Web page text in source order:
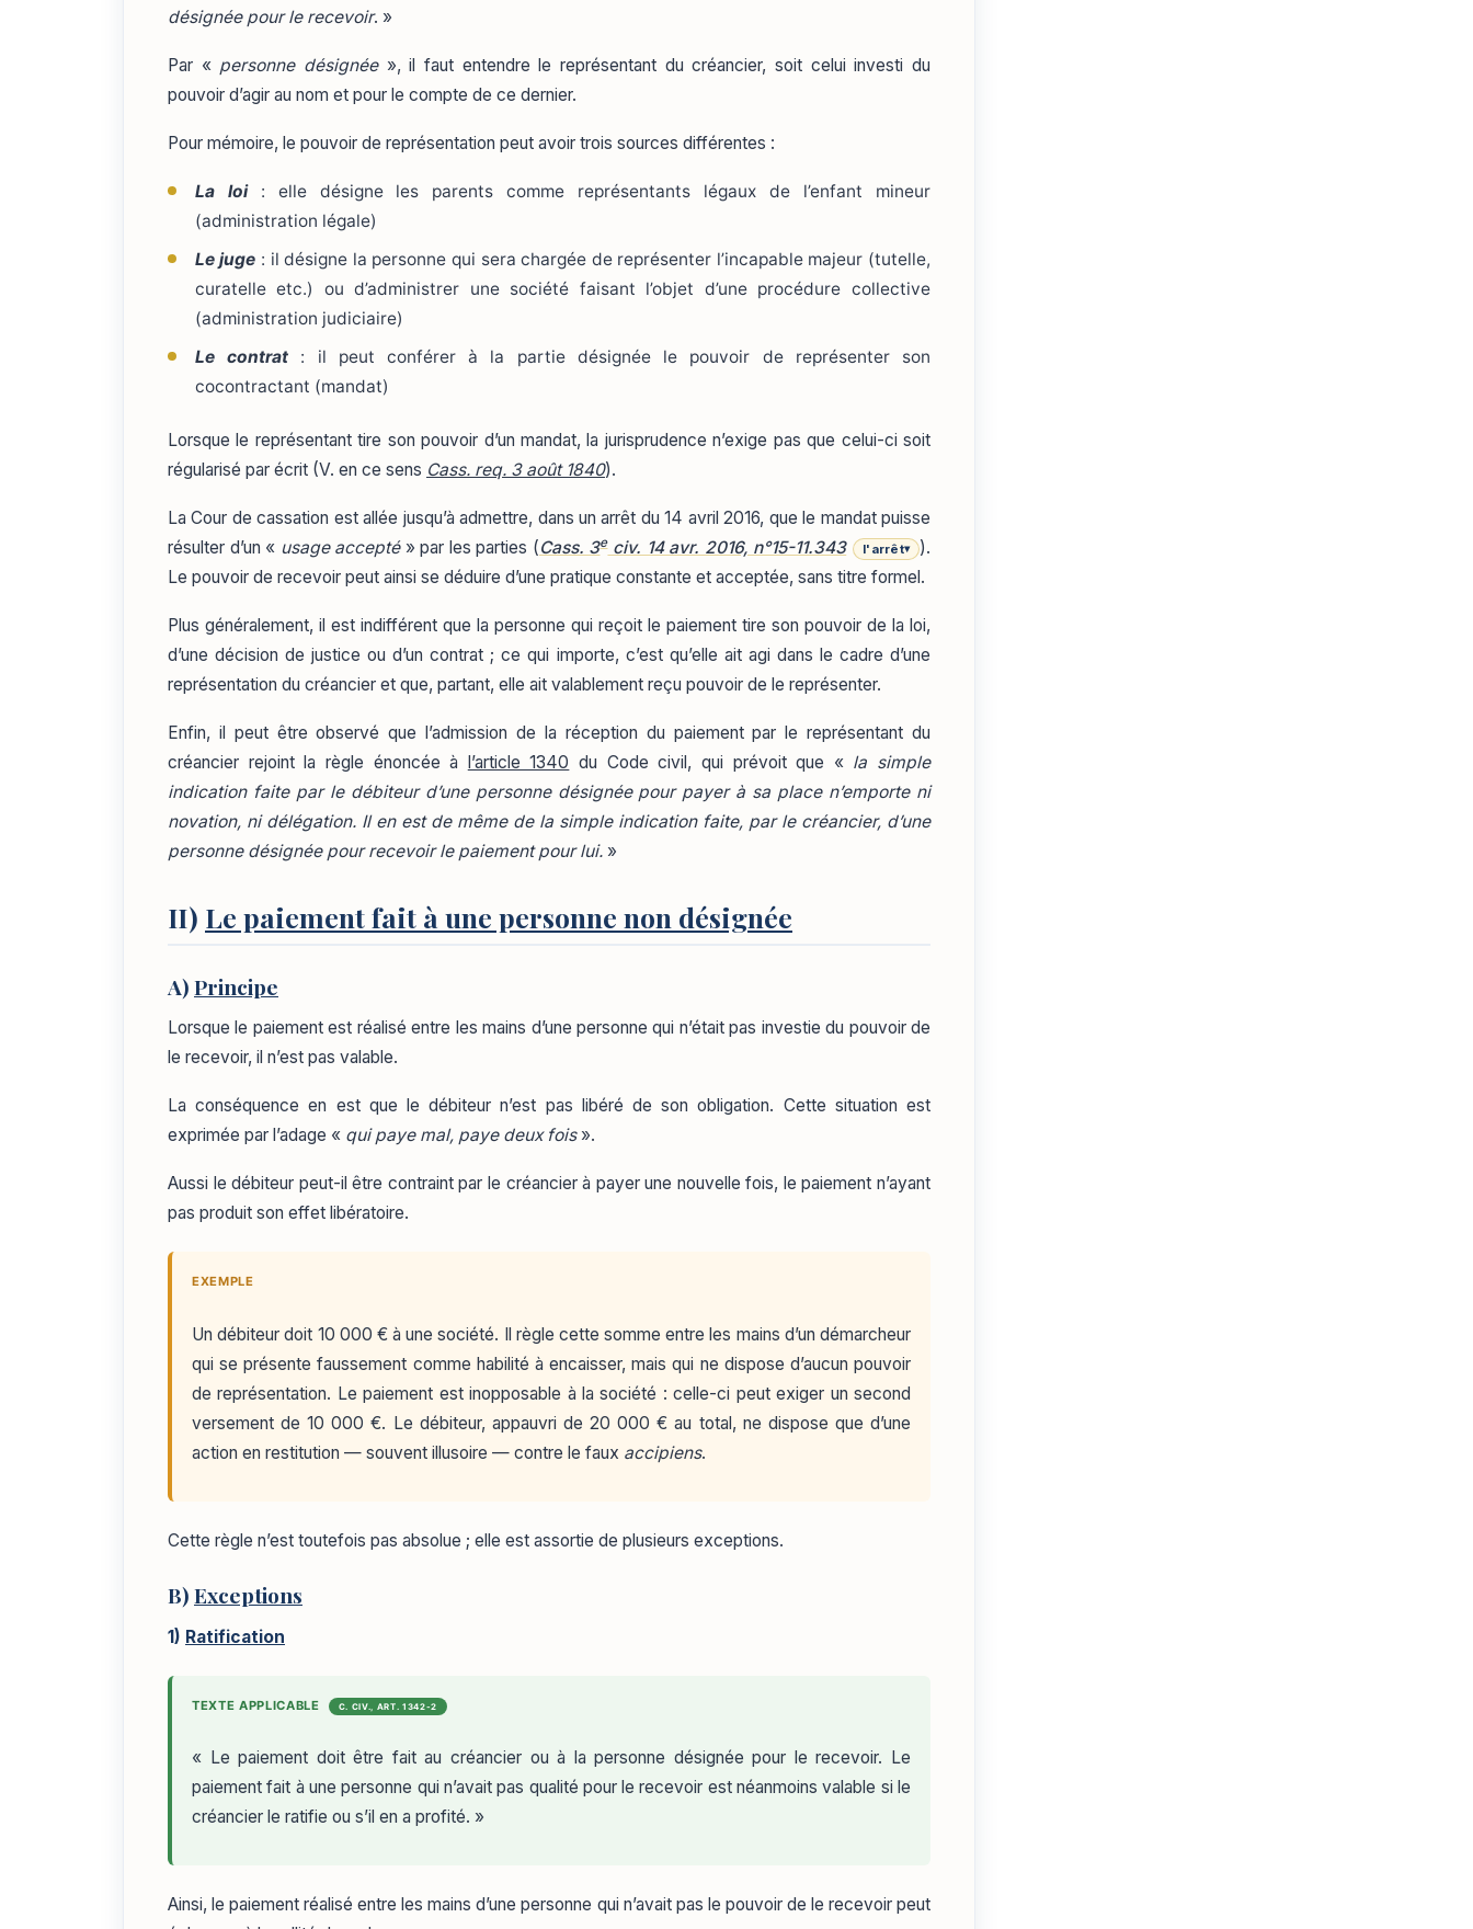
désignée pour le recevoir. »
Par « personne désignée», il faut entendre le représentant du créancier, soit celui investi du
pouvoir d’agir au nom et pour le compte de ce dernier.
Pour mémoire, le pouvoir de représentation peut avoir trois sources différentes :
La loi: elle désigne les parents comme représentants légaux de l’enfant mineur
(administration légale)
Le juge : il désigne la personne qui sera chargée de représenter l’incapable majeur (tutelle,
curatelle etc.) ou d’administrer une société faisant l’objet d’une procédure collective
(administration judiciaire)
Le contrat : il peut conférer à la partie désignée le pouvoir de représenter son
cocontractant (mandat)
Lorsque le représentant tire son pouvoir d’un mandat, la jurisprudence n’exige pas que celui-ci soit
régularisé par écrit (V. en ce sens Cass. req. 3 août 1840).
La Cour de cassation est allée jusqu’à admettre, dans un arrêt du 14 avril 2016, que le mandat puisse
résulter d’un « usage accepté» par les parties (Cass. 3eciv. 14 avr. 2016, n°15-11.343 l'arrêt▾
).
Le pouvoir de recevoir peut ainsi se déduire d’une pratique constante et acceptée, sans titre formel.
Plus généralement, il est indifférent que la personne qui reçoit le paiement tire son pouvoir de la loi,
d’une décision de justice ou d’un contrat ; ce qui importe, c’est qu’elle ait agi dans le cadre d’une
représentation du créancier et que, partant, elle ait valablement reçu pouvoir de le représenter.
Enfin, il peut être observé que l’admission de la réception du paiement par le représentant du
créancier rejoint la règle énoncée à
l’article 1340 du Code civil, qui prévoit que « la simple
indication faite par le débiteur d’une personne désignée pour payer à sa place n’emporte ni
novation, ni délégation. Il en est de même de la simple indication faite, par le créancier, d’une
personne désignée pour recevoir le paiement pour lui. »
II) Le paiement fait à une personne non désignée
A)Principe
Lorsque le paiement est réalisé entre les mains d’une personne qui n’était pas investie du pouvoir de
le recevoir, il n’est pas valable.
La conséquence en est que le débiteur n’est pas libéré de son obligation. Cette situation est
exprimée par l’adage « qui paye mal, paye deux fois».
Aussi le débiteur peut-il être contraint par le créancier à payer une nouvelle fois, le paiement n’ayant
pas produit son effet libératoire.
EXEMPLE
Un débiteur doit 10 000 € à une société. Il règle cette somme entre les mains d’un démarcheur
qui se présente faussement comme habilité à encaisser, mais qui ne dispose d’aucun pouvoir
de représentation. Le paiement est inopposable à la société : celle-ci peut exiger un second
versement de 10 000 €. Le débiteur, appauvri de 20 000 € au total, ne dispose que d’une
action en restitution — souvent illusoire — contre le faux accipiens.
Cette règle n’est toutefois pas absolue ; elle est assortie de plusieurs exceptions.
B)Exceptions
1) Ratification
TEXTE APPLICABLE C. CIV., ART. 1342-2
« Le paiement doit être fait au créancier ou à la personne désignée pour le recevoir. Le
paiement fait à une personne qui n’avait pas qualité pour le recevoir est néanmoins valable si le
créancier le ratifie ou s’il en a profité. »
Ainsi, le paiement réalisé entre les mains d’une personne qui n’avait pas le pouvoir de le recevoir peut